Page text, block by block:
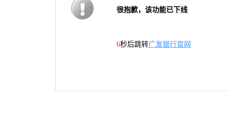
很抱歉，该功能已下线
6秒后跳转广发银行官网